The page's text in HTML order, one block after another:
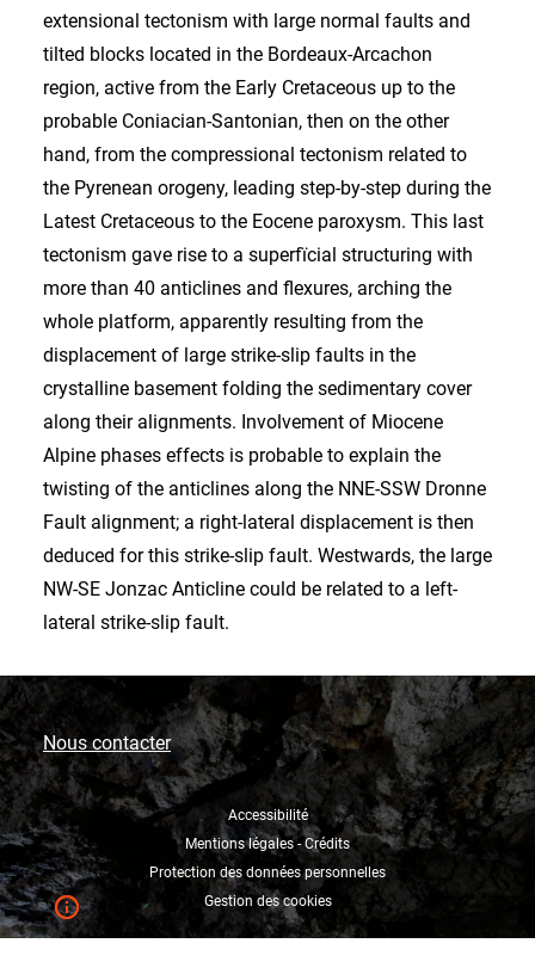
extensional tectonism with large normal faults and
tilted blocks located in the Bordeaux-Arcachon
region, active from the Early Cretaceous up to the
probable Coniacian-Santonian, then on the other
hand, from the compressional tectonism related to
the Pyrenean orogeny, leading step-by-step during the
Latest Cretaceous to the Eocene paroxysm. This last
tectonism gave rise to a superfïcial structuring with
more than 40 anticlines and flexures, arching the
whole platform, apparently resulting from the
displacement of large strike-slip faults in the
crystalline basement folding the sedimentary cover
along their alignments. Involvement of Miocene
Alpine phases effects is probable to explain the
twisting of the anticlines along the NNE-SSW Dronne
Fault alignment; a right-lateral displacement is then
deduced for this strike-slip fault. Westwards, the large
NW-SE Jonzac Anticline could be related to a left-
lateral strike-slip fault.
Nous contacter
Accessibilité
Mentions légales - Crédits
Protection des données personnelles
Gestion des cookies